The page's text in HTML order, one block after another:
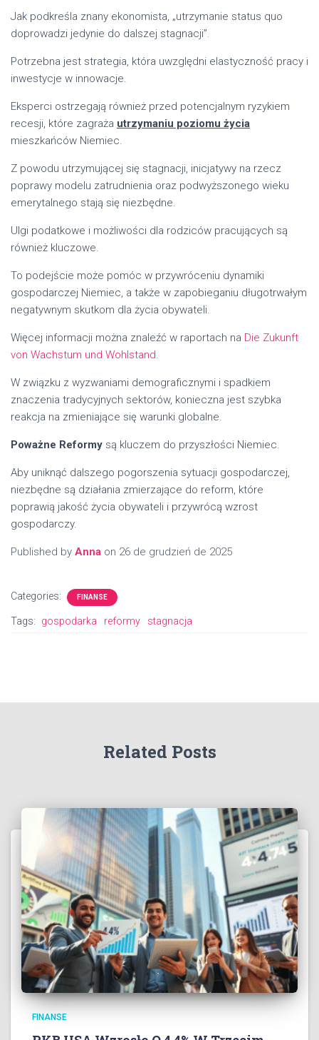
Jak podkreśla znany ekonomista, „utrzymanie status quo
doprowadzi jedynie do dalszej stagnacji”.
Potrzebna jest strategia, która uwzględni elastyczność pracy i
inwestycje w innowacje.
Eksperci ostrzegają również przed potencjalnym ryzykiem
recesji, które zagraża utrzymaniu poziomu życia
mieszkańców Niemiec.
Z powodu utrzymującej się stagnacji, inicjatywy na rzecz
poprawy modelu zatrudnienia oraz podwyższonego wieku
emerytalnego stają się niezbędne.
Ulgi podatkowe i możliwości dla rodziców pracujących są
również kluczowe.
To podejście może pomóc w przywróceniu dynamiki
gospodarczej Niemiec, a także w zapobieganiu długotrwałym
negatywnym skutkom dla życia obywateli.
Więcej informacji można znaleźć w raportach na Die Zukunft
von Wachstum und Wohlstand.
W związku z wyzwaniami demograficznymi i spadkiem
znaczenia tradycyjnych sektorów, konieczna jest szybka
reakcja na zmieniające się warunki globalne.
Poważne Reformy są kluczem do przyszłości Niemiec.
Aby uniknąć dalszego pogorszenia sytuacji gospodarczej,
niezbędne są działania zmierzające do reform, które
poprawią jakość życia obywateli i przywrócą wzrost
gospodarczy.
Published by Anna on 26 de grudzień de 2025
Categories: FINANSE
Tags: gospodarka reformy stagnacja
Related Posts
FINANSE